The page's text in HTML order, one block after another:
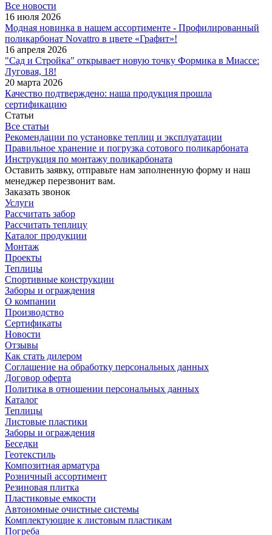
Все новости
16 июля 2026
Модная новинка в нашем ассортименте - Профилированный
поликарбонат Novattro в цвете «Графит»!
16 апреля 2026
"Сад и Стройка" открывает новую точку Формика в Миассе:
Луговая, 18!
20 марта 2026
Качество подтверждено: наша продукция прошла
сертификацию
Статьи
Все статьи
Рекомендации по установке теплиц и эксплуатации
Правильное хранение и погрузка сотового поликарбоната
Инструкция по монтажу поликарбоната
Оставить заявку, отправьте нам заполненную форму и наш
менеджер перезвонит вам.
Заказать звонок
Услуги
Рассчитать забор
Рассчитать теплицу
Каталог продукции
Монтаж
Проекты
Теплицы
Спортивные конструкции
Заборы и ограждения
О компании
Производство
Сертификаты
Новости
Отзывы
Как стать дилером
Соглашение на обработку персональных данных
Договор оферта
Политика в отношении персональных данных
Каталог
Теплицы
Листовые пластики
Заборы и ограждения
Беседки
Геотекстиль
Композитная арматура
Розничный ассортимент
Резиновая плитка
Пластиковые емкости
Автономные очистные системы
Комплектующие к листовым пластикам
Погреба